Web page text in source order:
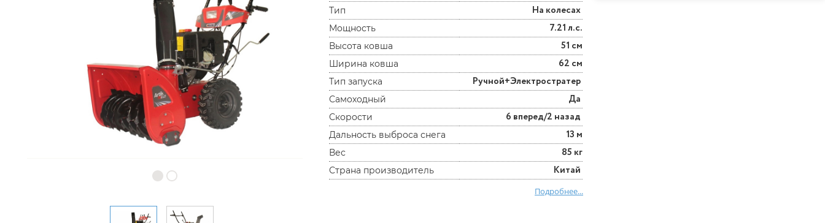
Тип На колесах
Мощность 7.21 л.с.
Высота ковша 51 см
Ширина ковша 62 см
Тип запуска Ручной+Электростратер
Самоходный Да
Скорости 6 вперед/2 назад
Дальность выброса снега 13 м
Вес 85 кг
Страна производитель Китай
Подробнее...